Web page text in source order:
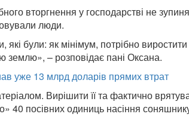
вторгнення у господарстві не
люди.
були: як мінімум, потрібно виростити
землю», – розповідає пані Оксана.
уже 13 млрд доларів прямих втрат
Вирішити її та фактично
посівних одиниць насіння